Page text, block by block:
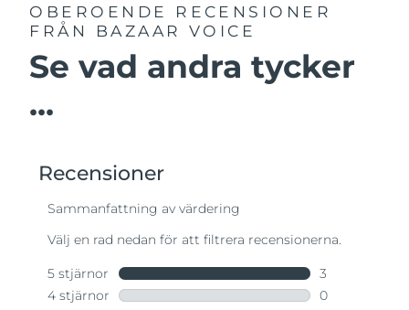
OBEROENDE RECENSIONER
FRÅN BAZAAR VOICE
Se vad andra tycker
...